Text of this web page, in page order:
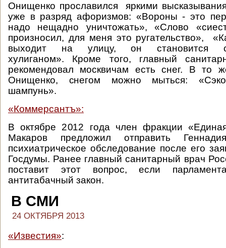
Онищенко прославился яркими
уже в разряд афоризмов: «Вороны - это
надо нещадно уничтожать», «Слово
произносил, для меня это ругательство»,
выходит на улицу, он становится
хулиганом». Кроме того, главный
рекомендовал москвичам есть снег. В то
Онищенко, снегом можно мыться:
шампунь».
«Коммерсантъ»:
В октябре 2012 года член фракции
Макаров предложил отправить
психиатрическое обследование после его
Госдумы. Ранее главный санитарный врач
поставит этот вопрос, если
антитабачный закон.
В СМИ
24 ОКТЯБРЯ 2013
«Известия»: